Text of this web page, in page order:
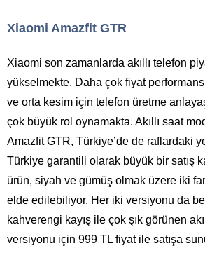
Xiaomi Amazfit GTR
Xiaomi son zamanlarda akıllı telefon
yükselmekte. Daha çok fiyat performans
ve orta kesim için telefon üretme
çok büyük rol oynamakta. Akıllı saat
Amazfit GTR, Türkiye’de de raflardaki
Türkiye garantili olarak büyük bir satış
ürün, siyah ve gümüş olmak üzere iki
elde edilebiliyor. Her iki versiyonu da
kahverengi kayış ile çok şık görünen
versiyonu için 999 TL fiyat ile satışa